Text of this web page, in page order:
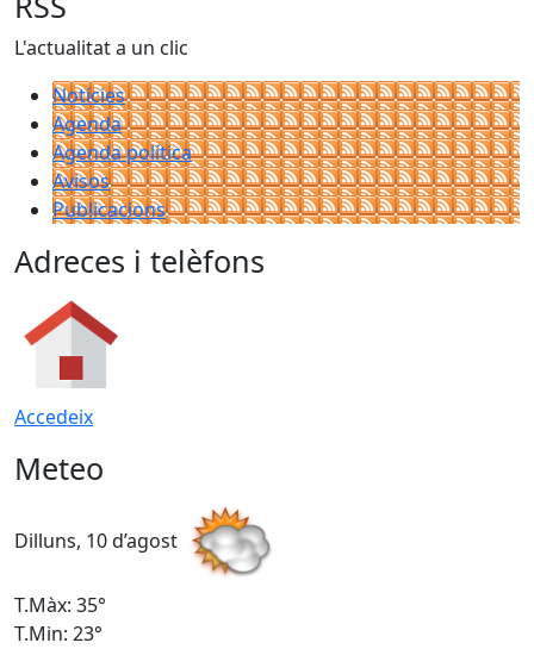
L'actualitat a un clic
Notícies
Agenda
Agenda política
Avisos
Publicacions
Adreces i telèfons
Accedeix
Meteo
Dilluns, 10 d’agost
T.Màx: 35°
T.Min: 23°